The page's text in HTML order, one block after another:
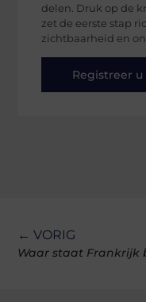
delen. Druk op de
zet de eerste stap
zichtbaarheid en
Registreer
← VORIG
Waar staat Frankrijk